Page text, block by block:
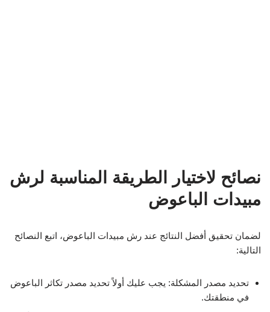
نصائح لاختيار الطريقة المناسبة لرش
مبيدات الباعوض
لضمان تحقيق أفضل النتائج عند رش مبيدات الباعوض، اتبع النصائح
التالية:
تحديد مصدر المشكلة: يجب عليك أولاً تحديد مصدر تكاثر الباعوض
في منطقتك.